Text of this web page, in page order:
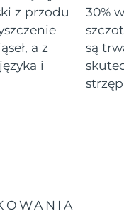
z przodu
a z
i
30%
są
czas dostawy
czas dostawy
৯/৮/২৬
১১/৮/২৬